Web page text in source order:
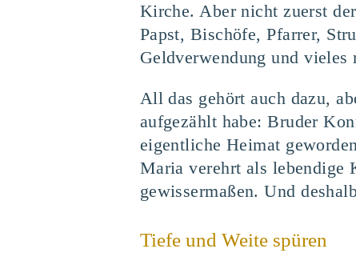
Kirche. Aber nicht zuerst
Papst, Bischöfe, Pfarrer,
Geldverwendung und vieles
All das gehört auch dazu,
aufgezählt habe: Bruder
eigentliche Heimat
Maria verehrt als lebendige
gewissermaßen. Und
Tiefe und Weite spüren